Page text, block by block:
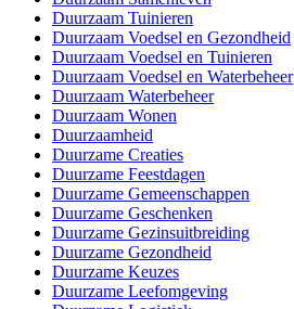
Duurzaam Tuinieren
Duurzaam Voedsel en Gezondheid
Duurzaam Voedsel en Tuinieren
Duurzaam Voedsel en Waterbeheer
Duurzaam Waterbeheer
Duurzaam Wonen
Duurzaamheid
Duurzame Creaties
Duurzame Feestdagen
Duurzame Gemeenschappen
Duurzame Geschenken
Duurzame Gezinsuitbreiding
Duurzame Gezondheid
Duurzame Keuzes
Duurzame Leefomgeving